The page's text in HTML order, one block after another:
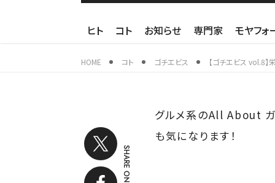
ヒト コト お知らせ 専門家 モヤフ
HOME コト ゴチエビス 【ゴチエビス vol.8
SHARE ON
グルメ系のAll About ガ
も気になります！